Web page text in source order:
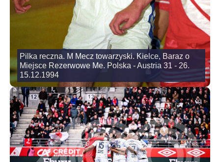
Pilka reczna. M Mecz towarzyski. Kielce, Baraz o
Miejsce Rezerwowe Me. Polska - Austria 31 - 26.
15.12.1994